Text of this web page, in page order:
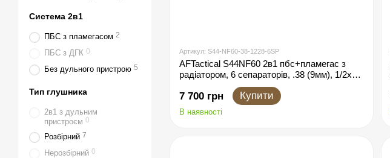
Артикул: S44-NF60-38-1228-6SP
AFTactical S44NF60 2в1 пбс+пламегас з
радіатором, 6 сепараторів, .38 (9мм), 1/2x28
UNEF, AKDAS SA-9 HP
7 700 грн Купити
В наявності
Система 2в1
ПБС з пламегасом 2
ПБС з ДГК 0
Без дульного пристрою 5
Тип глушника
2в1 з дульним
пристроєм 0
Розбірний 7
Нерозбірний 0